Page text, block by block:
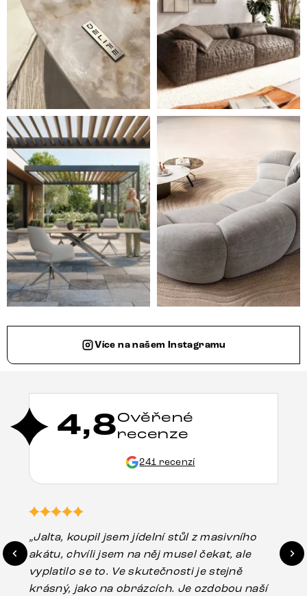
Styl, odolnost a společné chvíle pod širým nebem.
Ne každá pohovka je jen
Více na našem Instagramu
4,8Ověřené
recenze
241 recenzí
„Jalta, koupil jsem jídelní stůl z masivního
akátu, chvíli jsem na něj musel čekat, ale
vyplatilo se to. Ve skutečnosti je stejně
krásný, jako na obrázcích. Je ozdobou naší